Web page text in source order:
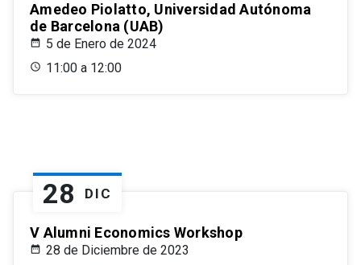
Amedeo Piolatto, Universidad Autónoma
de Barcelona (UAB)
5 de Enero de 2024
11:00 a 12:00
28 DIC
V Alumni Economics Workshop
28 de Diciembre de 2023